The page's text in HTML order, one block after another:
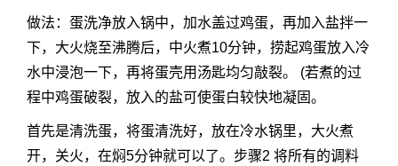
做法：蛋洗净放入锅中，加水盖过鸡蛋，再加入盐拌一
下，大火烧至沸腾后，中火煮10分钟，捞起鸡蛋放入冷
水中浸泡一下，再将蛋壳用汤匙均匀敲裂。 (若煮的过
程中鸡蛋破裂，放入的盐可使蛋白较快地凝固。
首先是清洗蛋，将蛋清洗好，放在冷水锅里，大火煮
开，关火，在焖5分钟就可以了。步骤2 将所有的调料